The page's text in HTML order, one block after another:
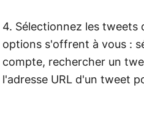
4. Sélectionnez les tweets
options s'offrent à vous :
compte, rechercher un
l'adresse URL d'un tweet